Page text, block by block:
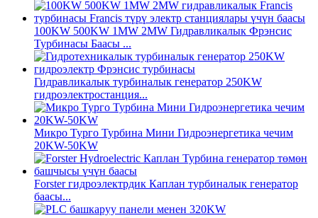
100KW 500KW 1MW 2MW Гидравликалык Фрэнсис
Турбинасы Баасы ...
Гидравликалык турбиналык генератор 250KW
гидроэлектростанция...
Микро Турго Турбина Мини Гидроэнергетика чечим
20KW-50KW
Forster гидроэлектрдик Каплан турбиналык генератор
баасы...